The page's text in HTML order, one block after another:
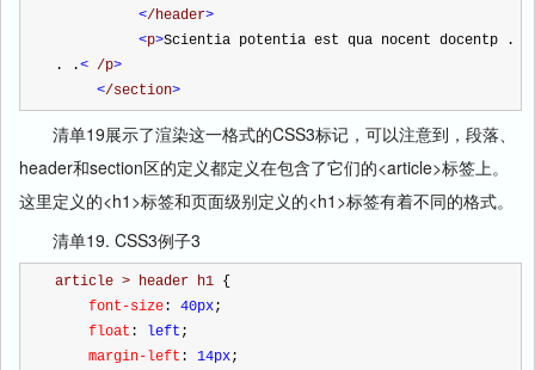
</header>
<p>Scientia potentia est qua nocent docentp .
. .< /p>
</section>
清单19展示了渲染这一格式的CSS3标记，可以注意到，段落、
header和section区的定义都定义在包含了它们的<article>标签上。
这里定义的<h1>标签和页面级别定义的<h1>标签有着不同的格式。
清单19. CSS3例子3
article > header h1 {
    font-size
: 40px;
    float
: left ;
    margin-left
: 14px;